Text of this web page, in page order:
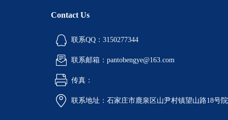
Contact Us
联系QQ：3150277344
联系邮箱：pantobengye@163.com
传真：
联系地址：石家庄市鹿泉区山尹村镇望山路18号